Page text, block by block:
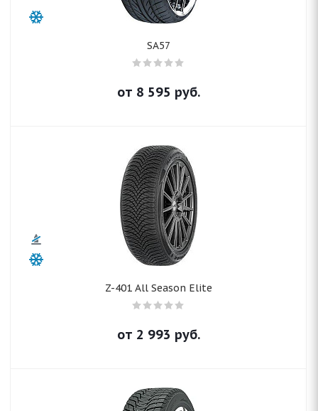
SA57
от 8 595 руб.
Z-401 All Season Elite
от 2 993 руб.